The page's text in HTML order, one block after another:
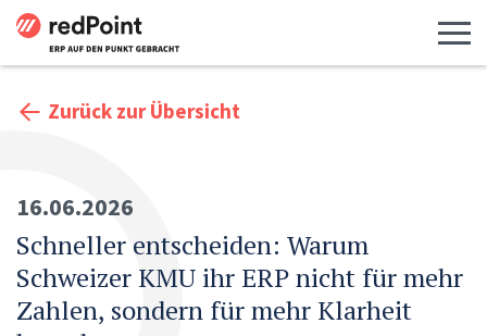
Zurück zur Übersicht
16.06.2026
Schneller entscheiden: Warum
Schweizer KMU ihr ERP nicht für mehr
Zahlen, sondern für mehr Klarheit